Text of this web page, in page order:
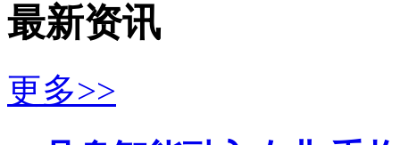
最新资讯
更多>>